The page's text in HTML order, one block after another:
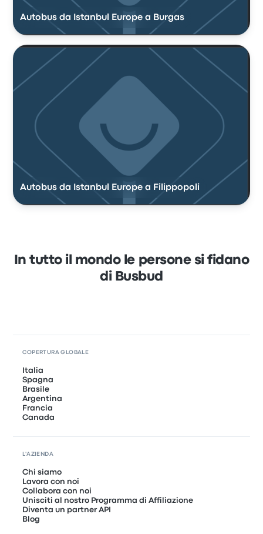
Autobus da Istanbul Europe a Burgas
Autobus da Istanbul Europe a Filippopoli
In tutto il mondo le persone si fidano
di Busbud
COPERTURA GLOBALE
Italia
Spagna
Brasile
Argentina
Francia
Canada
L'AZIENDA
Chi siamo
Lavora con noi
Collabora con noi
Unisciti al nostro Programma di Affiliazione
Diventa un partner API
Blog